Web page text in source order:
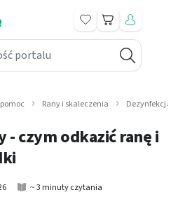
Koszyk
Rany i skaleczenia Dezynfekcja
- czym odkazić ranę i
~ 3 minuty czytania